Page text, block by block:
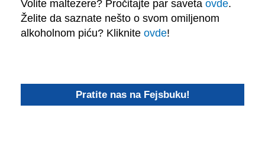
Volite maltezere? Pročitajte par saveta ovde.
Želite da saznate nešto o svom omiljenom
alkoholnom piću? Kliknite ovde!
Pratite nas na Fejsbuku!